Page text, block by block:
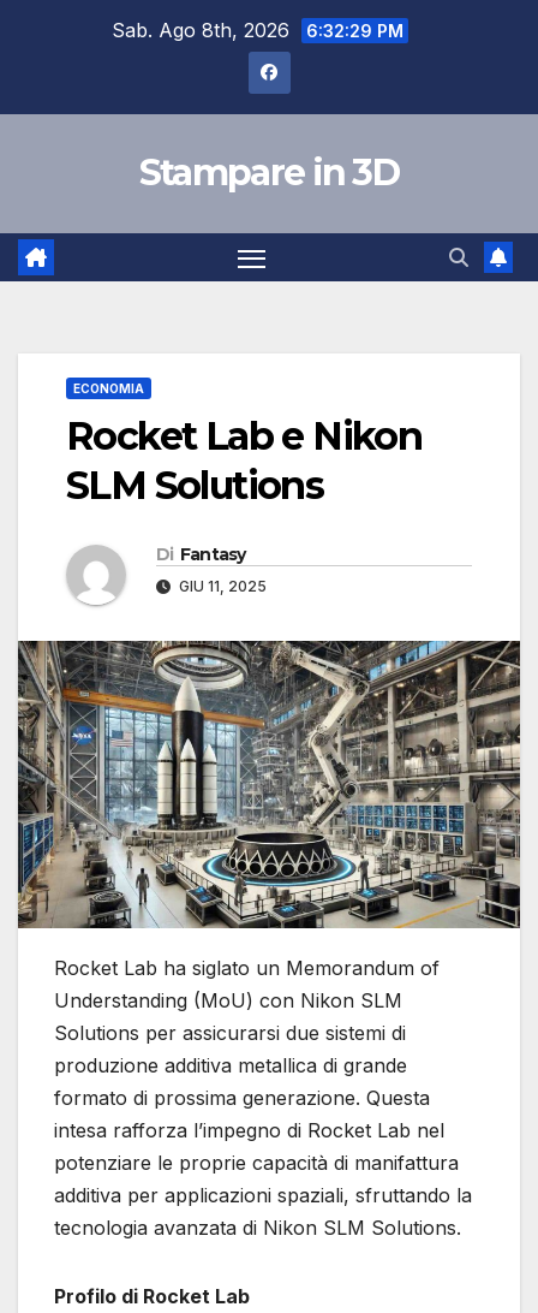
Sab. Ago 8th, 2026 6:32:30 PM
Stampare in 3D
ECONOMIA
Rocket Lab e Nikon
SLM Solutions
Di Fantasy
GIU 11, 2025
Rocket Lab ha siglato un Memorandum of
Understanding (MoU) con Nikon SLM
Solutions per assicurarsi due sistemi di
produzione additiva metallica di grande
formato di prossima generazione. Questa
intesa rafforza l’impegno di Rocket Lab nel
potenziare le proprie capacità di manifattura
additiva per applicazioni spaziali, sfruttando la
tecnologia avanzata di Nikon SLM Solutions.
Profilo di Rocket Lab